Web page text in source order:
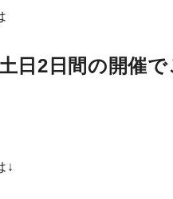
日2日間の開催で
↓